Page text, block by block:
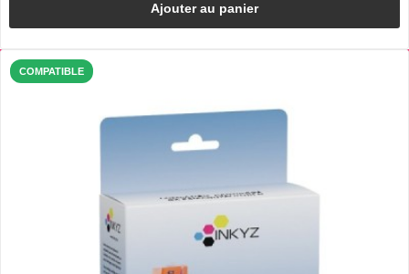
Ajouter au panier
COMPATIBLE